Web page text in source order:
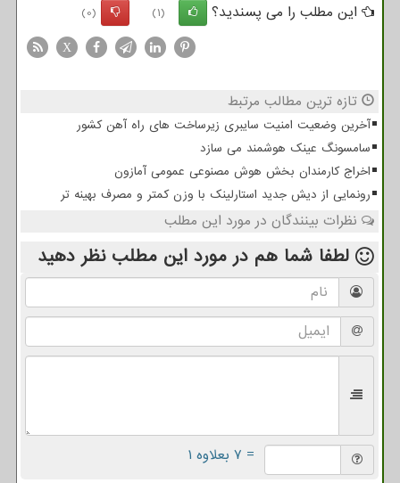
این مطلب را می پسندید؟
(1)
(0)
X
تازه ترین مطالب مرتبط
آخرین وضعیت امنیت سایبری زیرساخت های راه آهن کشور
سامسونگ عینک هوشمند می سازد
اخراج کارمندان بخش هوش مصنوعی عمومی آمازون
رونمایی از دیش جدید استارلینک با وزن کمتر و مصرف بهینه تر
نظرات بینندگان در مورد این مطلب
لطفا شما هم در مورد این مطلب نظر دهید
= ۷ بعلاوه ۱